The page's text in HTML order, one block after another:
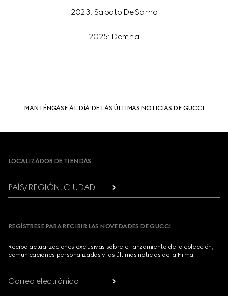
2023: Sabato De Sarno
2025: Demna
MANTÉNGASE AL DÍA DE LAS ÚLTIMAS NOTICIAS DE GUCCI
LOCALIZADOR DE TIENDAS
PAÍS/REGIÓN, CIUDAD
REGÍSTRESE PARA RECIBIR LAS NOVEDADES DE GUCCI
Reciba actualizaciones exclusivas sobre el lanzamiento de la colección,
comunicaciones personalizadas y las últimas noticias de la Firma.
Correo electrónico